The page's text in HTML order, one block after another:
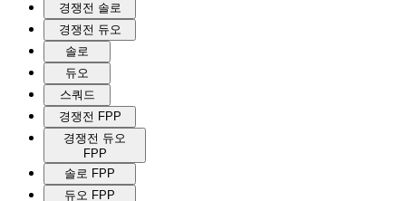
경쟁전 솔로
경쟁전 듀오
솔로
듀오
스쿼드
경쟁전 FPP
경쟁전 듀오
FPP
솔로 FPP
듀오 FPP